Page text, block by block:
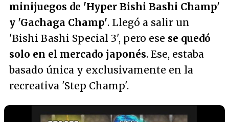
minijuegos de 'Hyper Bishi Bashi Champ'
y 'Gachaga Champ'. Llegó a salir un
'Bishi Bashi Special 3', pero ese se quedó
solo en el mercado japonés. Ese, estaba
basado única y exclusivamente en la
recreativa 'Step Champ'.